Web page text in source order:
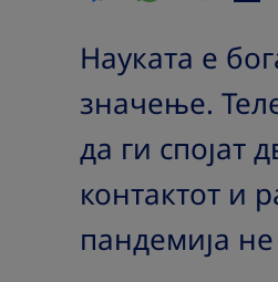
Науката е
значење.
да ги спојат
контактот и
пандемија